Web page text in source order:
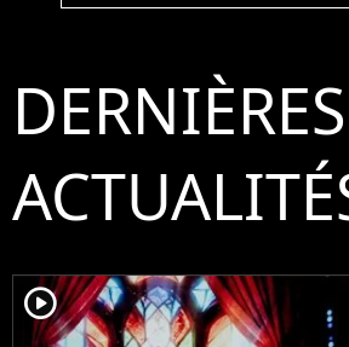
DERNIÈRES
player2